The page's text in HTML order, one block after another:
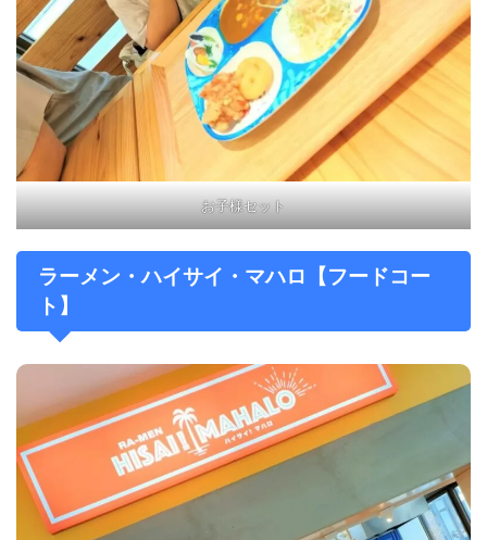
お子様セット
ラーメン・ハイサイ・マハロ【フードコー
ト】